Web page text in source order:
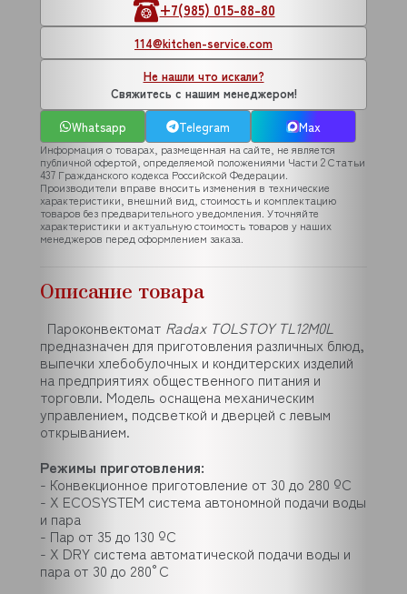
+7(985) 015-88-80
114@kitchen-service.com
Не нашли что искали?
Свяжитесь с нашим менеджером!
Whatsapp
Telegram Max
Информация о товарах, размещенная на сайте, не является
публичной офертой, определяемой положениями Части 2 Статьи
437 Гражданского кодекса Российской Федерации.
Производители вправе вносить изменения в технические
характеристики, внешний вид, стоимость и комплектацию
товаров без предварительного уведомления. Уточняйте
характеристики и актуальную стоимость товаров у наших
менеджеров перед оформлением заказа.
Описание товара
Пароконвектомат Radax TOLSTOY TL12M0L
предназначен для приготовления различных блюд,
выпечки хлебобулочных и кондитерских изделий
на предприятиях общественного питания и
торговли. Модель оснащена механическим
управлением, подсветкой и дверцей с левым
открыванием.
Режимы приготовления:
- Конвекционное приготовление от 30 до 280 ºС
- X ECOSYSTEM система автономной подачи воды
и пара
- Пар от 35 до 130 ºС
- X DRY система автоматической подачи воды и
пара от 30 до 280°С